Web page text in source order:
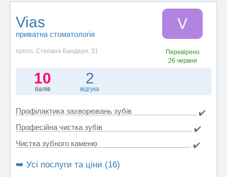
Vias
приватна стоматологія
V
просп. Степана Бандери, 31
Перевірено
26 червня
10
балів
2
відгука
Профілактика захворювань зубів
✔️
Професійна чистка зубів
✔️
Чистка зубного каменю
✔️
➡️ Усі послуги та ціни (16)